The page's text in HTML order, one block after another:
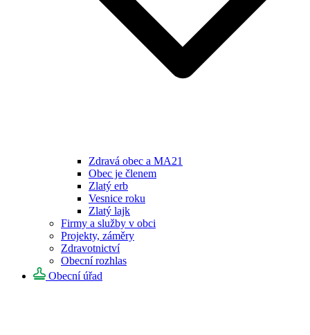
Zdravá obec a MA21
Obec je členem
Zlatý erb
Vesnice roku
Zlatý lajk
Firmy a služby v obci
Projekty, záměry
Zdravotnictví
Obecní rozhlas
Obecní úřad